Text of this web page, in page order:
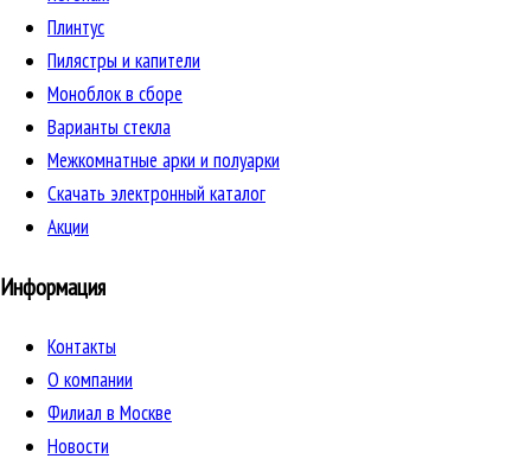
Плинтус
Пилястры и капители
Моноблок в сборе
Варианты стекла
Межкомнатные арки и полуарки
Скачать электронный каталог
Акции
Информация
Контакты
О компании
Филиал в Москве
Новости